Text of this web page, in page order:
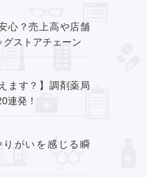
心？売上高や店舗
ストアチェーン
ます？】調剤薬局
連発！
がいを感じる瞬